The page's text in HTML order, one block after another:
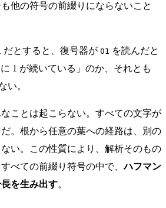
他の符号の前綴りにならないこと
だとすると、復号器が 01 を読んだと
1 が続いている」のか、それとも
い。
ことは起こらない。すべての文字が
。根から任意の葉への経路は、別の
い。この性質により、解析そのもの
べての前綴り符号の中で、ハフマン
を生み出す。